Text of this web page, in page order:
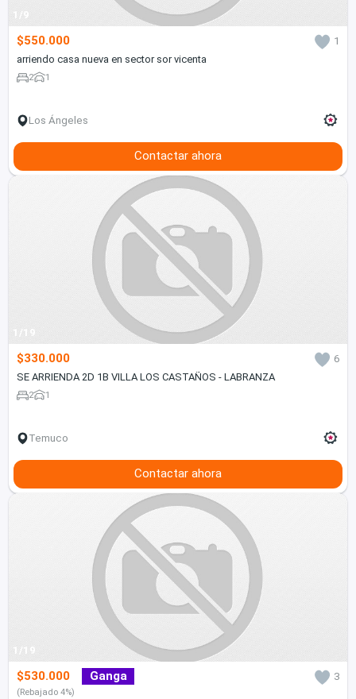
1/9
$550.000
1
arriendo casa nueva en sector sor vicenta
2 1
Los Ángeles
Contactar ahora
1/19
$330.000
6
SE ARRIENDA 2D 1B VILLA LOS CASTAÑOS - LABRANZA
2 1
Temuco
Contactar ahora
1/19
$530.000 Ganga 3
(Rebajado 4%)